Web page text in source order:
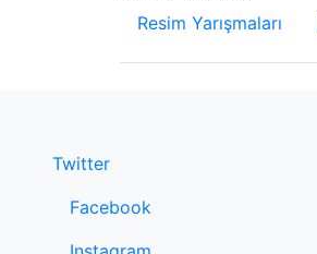
Resim Yarışmaları
Twitter
Facebook